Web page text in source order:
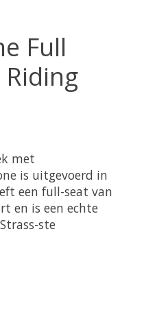
Full
met
is uitgevoerd in
een full-seat van
en is een echte
ste